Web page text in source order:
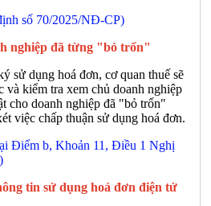
số 70/2025/NĐ-CP)
nghiệp đã từng "bỏ trốn"
sử dụng hoá đơn, cơ quan thuế sẽ
và kiểm tra xem chủ doanh nghiệp
cho doanh nghiệp đã "bỏ trốn"
việc chấp thuận sử dụng hoá đơn.
Điểm b, Khoản 11, Điều 1 Nghị
tin sử dụng hoá đơn điện tử